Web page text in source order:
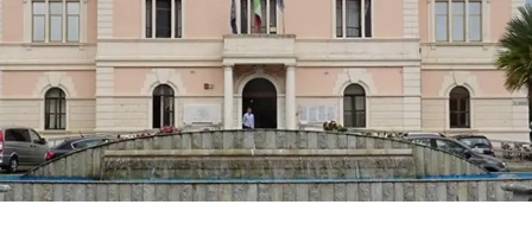
ECONOMIA E LAVORO
EVENTI
SPORT
Streaming